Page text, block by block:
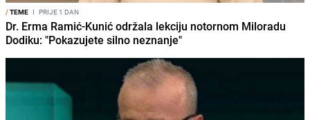
/TEME I PRIJE 1 DAN
Dr. Erma Ramić-Kunić održala lekciju notornom Miloradu
Dodiku: "Pokazujete silno neznanje"